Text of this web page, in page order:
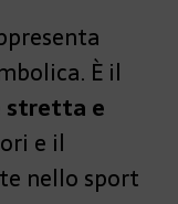
È il
stretta e
e il
nello sport